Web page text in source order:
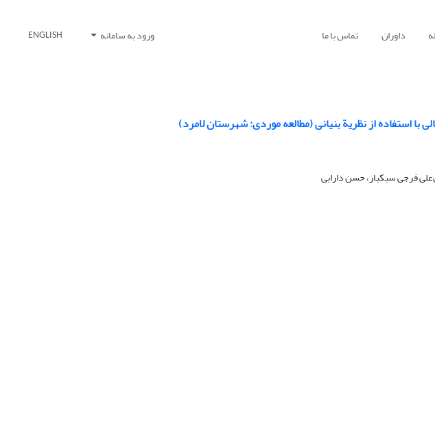
داوران تماس با ما ورود به سامانه ENGLISH
با استفاده از نظریة بنیانی (مطالعه موردی: شهرستان لامرد)
فرجی سبکبار، حسن دارابی